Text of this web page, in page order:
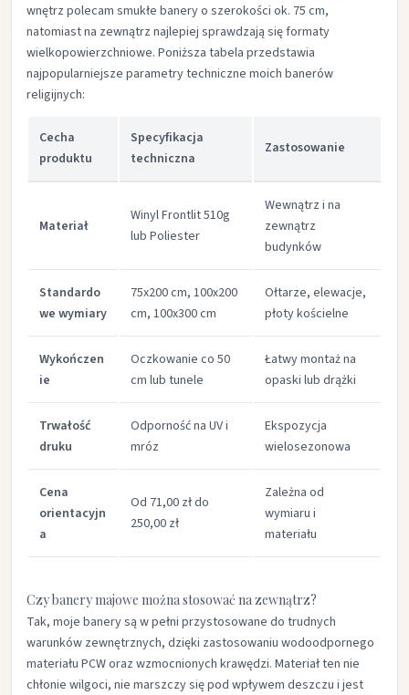
wnętrz polecam smukłe banery o szerokości ok. 75 cm,
natomiast na zewnątrz najlepiej sprawdzają się formaty
wielkopowierzchniowe. Poniższa tabela przedstawia
najpopularniejsze parametry techniczne moich banerów
religijnych:​
Cecha
produktu
Specyfikacja
techniczna
Zastosowanie
Materiał
Winyl Frontlit 510g
lub Poliester ​
Wewnątrz i na
zewnątrz
budynków
Standardo
we wymiary
75x200 cm, 100x200
cm, 100x300 cm ​
Ołtarze, elewacje,
płoty kościelne
Wykończen
ie
Oczkowanie co 50
cm lub tunele ​
Łatwy montaż na
opaski lub drążki
Trwałość
druku
Odporność na UV i
mróz ​
Ekspozycja
wielosezonowa
Cena
orientacyjn
a
Od 71,00 zł do
250,00 zł ​
Zależna od
wymiaru i
materiału
Czy banery majowe można stosować na zewnątrz?
Tak, moje banery są w pełni przystosowane do trudnych
warunków zewnętrznych, dzięki zastosowaniu wodoodpornego
materiału PCW oraz wzmocnionych krawędzi. Materiał ten nie
chłonie wilgoci, nie marszczy się pod wpływem deszczu i jest